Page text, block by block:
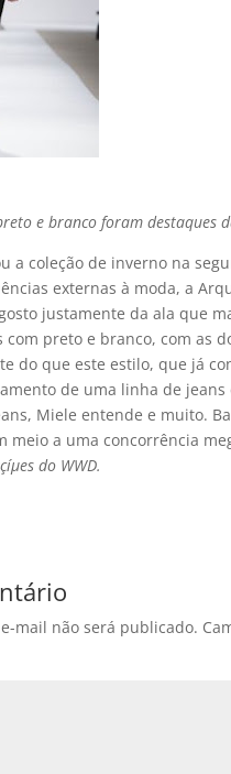
e branco foram destaques
a coleção de inverno na
externas à moda, a
justamente da ala que
com preto e branco, com as
do que este estilo, que já
de uma linha de
Miele entende e muito.
meio a uma concorrência
do WWD.
mail não será publicado.